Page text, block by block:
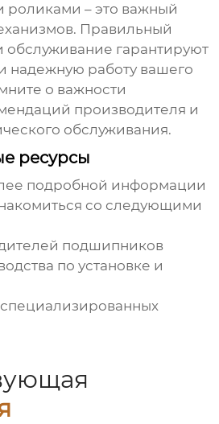
роликами – это важный
Правильный
обслуживание гарантируют
надежную работу вашего
о важности
производителя и
обслуживания.
ресурсы
подробной информации
со следующими
подшипников
по установке и